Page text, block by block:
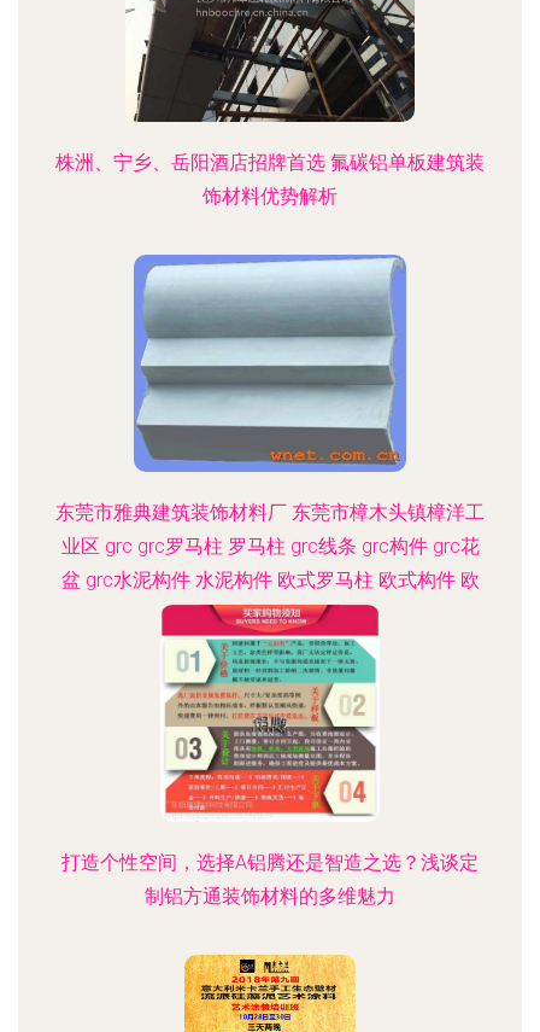
株洲、宁乡、岳阳酒店招牌首选 氟碳铝单板建筑装
饰材料优势解析
东莞市雅典建筑装饰材料厂 东莞市樟木头镇樟洋工
业区 grc grc罗马柱 罗马柱 grc线条 grc构件 grc花
盆 grc水泥构件 水泥构件 欧式罗马柱 欧式构件 欧
式水泥构件
打造个性空间，选择A铝腾还是智造之选？浅谈定
制铝方通装饰材料的多维魅力